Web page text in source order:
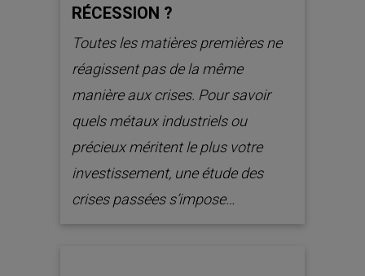
RÉCESSION ?
Toutes les matières premières ne
réagissent pas de la même
manière aux crises. Pour savoir
quels métaux industriels ou
précieux méritent le plus votre
investissement, une étude des
crises passées s’impose…